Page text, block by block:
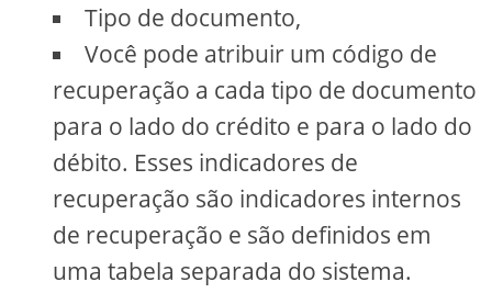
Tipo de documento,
Você pode atribuir um código de
recuperação a cada tipo de documento
para o lado do crédito e para o lado do
débito. Esses indicadores de
recuperação são indicadores internos
de recuperação e são definidos em
uma tabela separada do sistema.